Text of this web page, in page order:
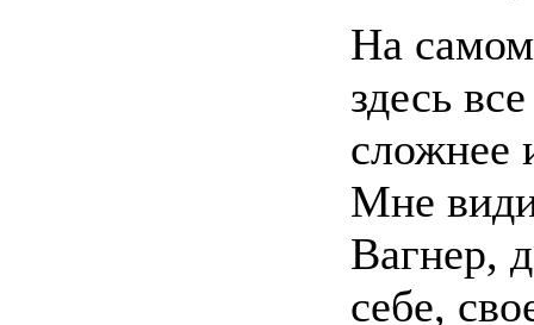
На
здесь
сложнее
Мне
Вагнер,
себе,